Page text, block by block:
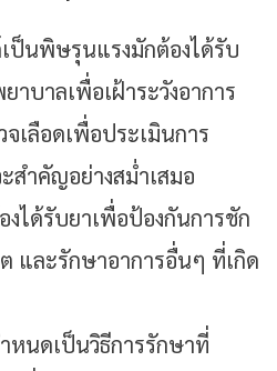
ป็นพิษรุนแรงมักต้องได้รับ
าบาลเพื่อเฝ้าระวังอาการ
จเลือดเพื่อประเมินการ
สำคัญอย่างสม่ำเสมอ
งได้รับยาเพื่อป้องกันการชัก
และรักษาอาการอื่นๆ ที่เกิด
หนดเป็นวิธีการรักษาที่